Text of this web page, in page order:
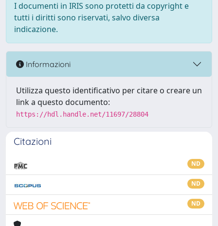
I documenti in IRIS sono protetti da copyright e
tutti i diritti sono riservati, salvo diversa
indicazione.
Informazioni
Utilizza questo identificativo per citare o creare un
link a questo documento:
https://hdl.handle.net/11697/28804
Citazioni
ND
ND
ND